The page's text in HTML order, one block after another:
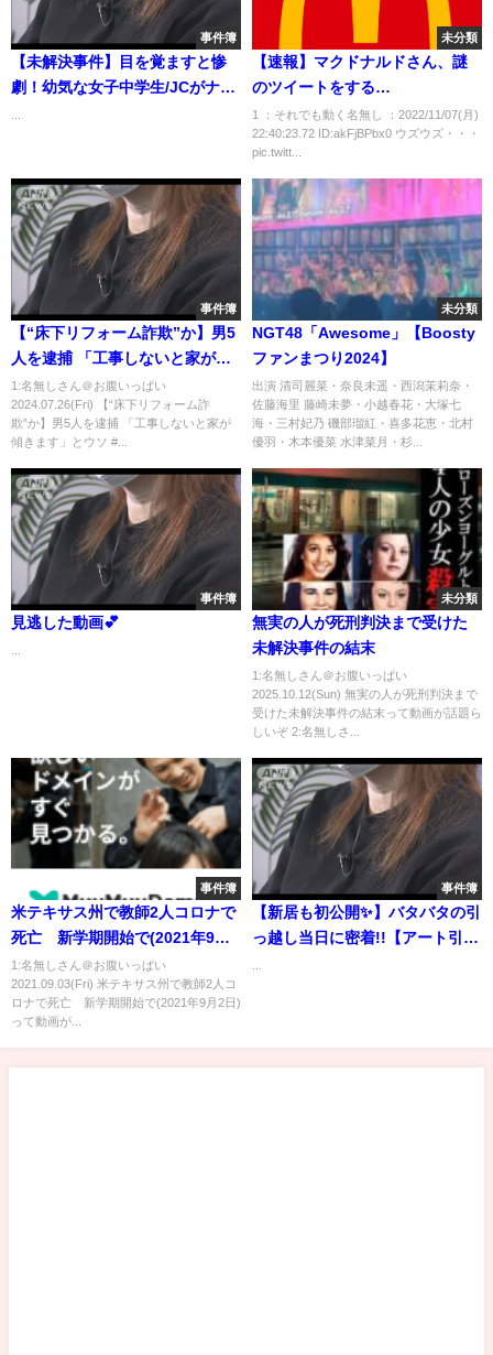
事件簿
【未解決事件】目を覚ますと惨
劇！幼気な女子中学生/JCがナン
未分類
【速報】マクドナルドさん、謎
のツイートをする…
1 ：それでも動く名無し ：2022/11/07(月)
22:40:23.72 ID:akFjBPbx0 ウズウズ・・・
pic.twitt...
事件簿
【“床下リフォーム詐欺”か】男5
人を逮捕 「工事しないと家が傾
きます」とウソ #shorts
1:名無しさん＠お腹いっぱい
2024.07.26(Fri) 【“床下リフォーム詐
欺”か】男5人を逮捕 「工事しないと家が
傾きます」とウソ #...
未分類
NGT48「Awesome」【Boosty
ファンまつり2024】
出演 清司麗菜・奈良未遥・西潟茉莉奈・
佐藤海里 藤崎未夢・小越春花・大塚七
海・三村妃乃 磯部瑠紅・喜多花恵・北村
優羽・木本優菜 水津菜月・杉...
事件簿
見逃した動画💕
未分類
無実の人が死刑判決まで受けた
未解決事件の結末
1:名無しさん＠お腹いっぱい
2025.10.12(Sun) 無実の人が死刑判決まで
受けた未解決事件の結末って動画が話題ら
しいぞ 2:名無しさ...
事件簿
米テキサス州で教師2人コロナで
死亡 新学期開始で(2021年9月2
日)
1:名無しさん＠お腹いっぱい
2021.09.03(Fri) 米テキサス州で教師2人コ
ロナで死亡 新学期開始で(2021年9月2日)
って動画が...
事件簿
【新居も初公開✨】バタバタの引
っ越し当日に密着!!【アート引越